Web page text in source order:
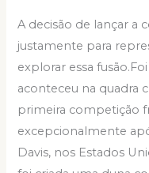
A decisão de lançar a
justamente para
explorar essa
aconteceu na quadra
primeira competição
excepcionalmente
Davis, nos Estados